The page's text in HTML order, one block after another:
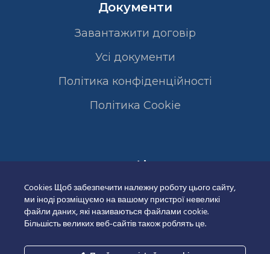
Документи
Завантажити договір
Усі документи
Політика конфіденційності
Полiтика Cookie
Сертифікати
Cookies Щоб забезпечити належну роботу цього сайту,
ми іноді розміщуємо на вашому пристрої невеликі
файли даних, які називаються файлами cookie.
Більшість великих веб-сайтів також роблять це.